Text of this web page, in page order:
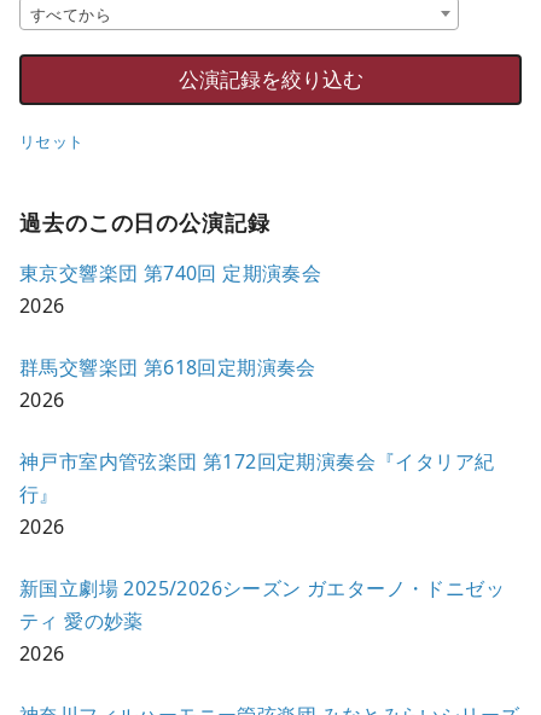
すべてから
リセット
過去のこの日の公演記録
東京交響楽団 第740回 定期演奏会
2026
群馬交響楽団 第618回定期演奏会
2026
神戸市室内管弦楽団 第172回定期演奏会『イタリア紀
行』
2026
新国立劇場 2025/2026シーズン ガエターノ・ドニゼッ
ティ 愛の妙薬
2026